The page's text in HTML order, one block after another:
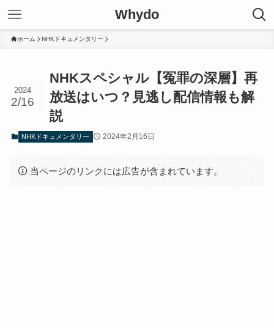
Whydo
ホーム NHKドキュメンタリー
NHKスペシャル【冤罪の深層】再
放送はいつ？見逃し配信情報も解
説
2024
2/16
NHKドキュメンタリー 2024年2月16日
当ページのリンクには広告が含まれています。